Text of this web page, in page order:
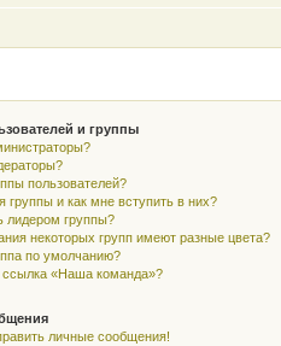
и группы
пользователей?
группы и как мне вступить в них?
лидером группы?
некоторых групп имеют разные цвета?
по умолчанию?
ссылка «Наша команда»?
личные сообщения!